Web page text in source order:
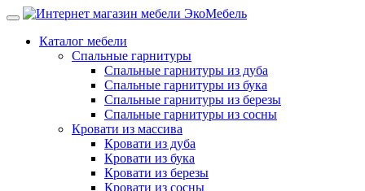
Каталог мебели
Спальные гарнитуры
Спальные гарнитуры из дуба
Спальные гарнитуры из бука
Спальные гарнитуры из березы
Спальные гарнитуры из сосны
Кровати из массива
Кровати из дуба
Кровати из бука
Кровати из березы
Кровати из сосны